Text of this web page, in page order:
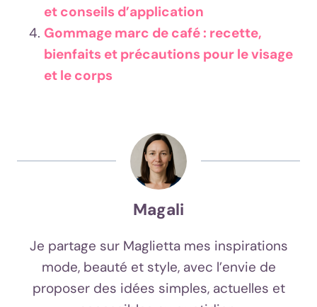
et conseils d’application
Gommage marc de café : recette,
bienfaits et précautions pour le visage
et le corps
Magali
Je partage sur Maglietta mes inspirations
mode, beauté et style, avec l’envie de
proposer des idées simples, actuelles et